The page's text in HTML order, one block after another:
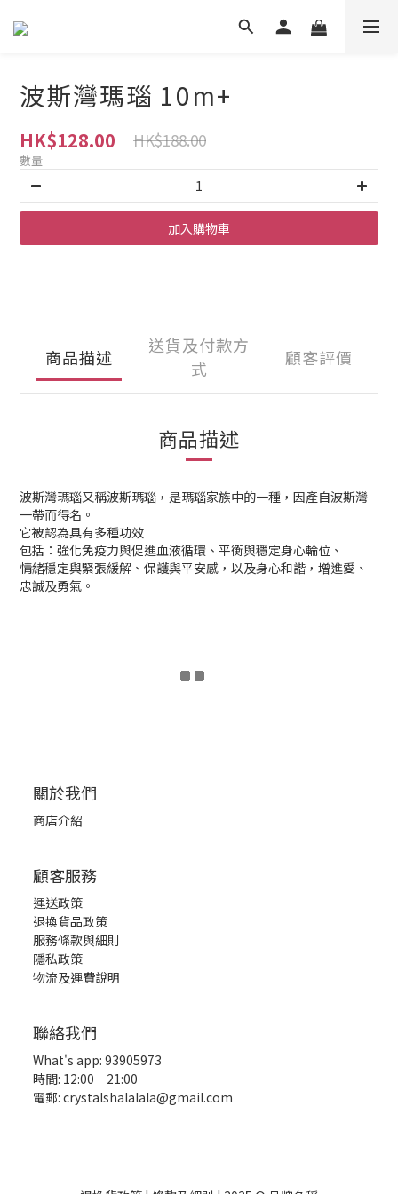
波斯灣瑪瑙 10m+
HK$128.00 HK$188.00
數量
加入購物車
商品描述
送貨及付款方
式
顧客評價
商品描述
波斯灣瑪瑙又稱波斯瑪瑙，是瑪瑙家族中的一種，因產自波斯灣
一帶而得名。
它被認為具有多種功效
包括：強化免疫力與促進血液循環、平衡與穩定身心輪位、
情緒穩定與緊張緩解、保護與平安感，以及身心和諧，增進愛、
忠誠及勇氣。
關於我們
商店介紹
顧客服務
運送政策
退換貨品政策
服務條款與細則
隱私政策
物流及運費說明
聯絡我們
What's app: 93905973
時間: 12:00—21:00
電郵: crystalshalalala@gmail.com